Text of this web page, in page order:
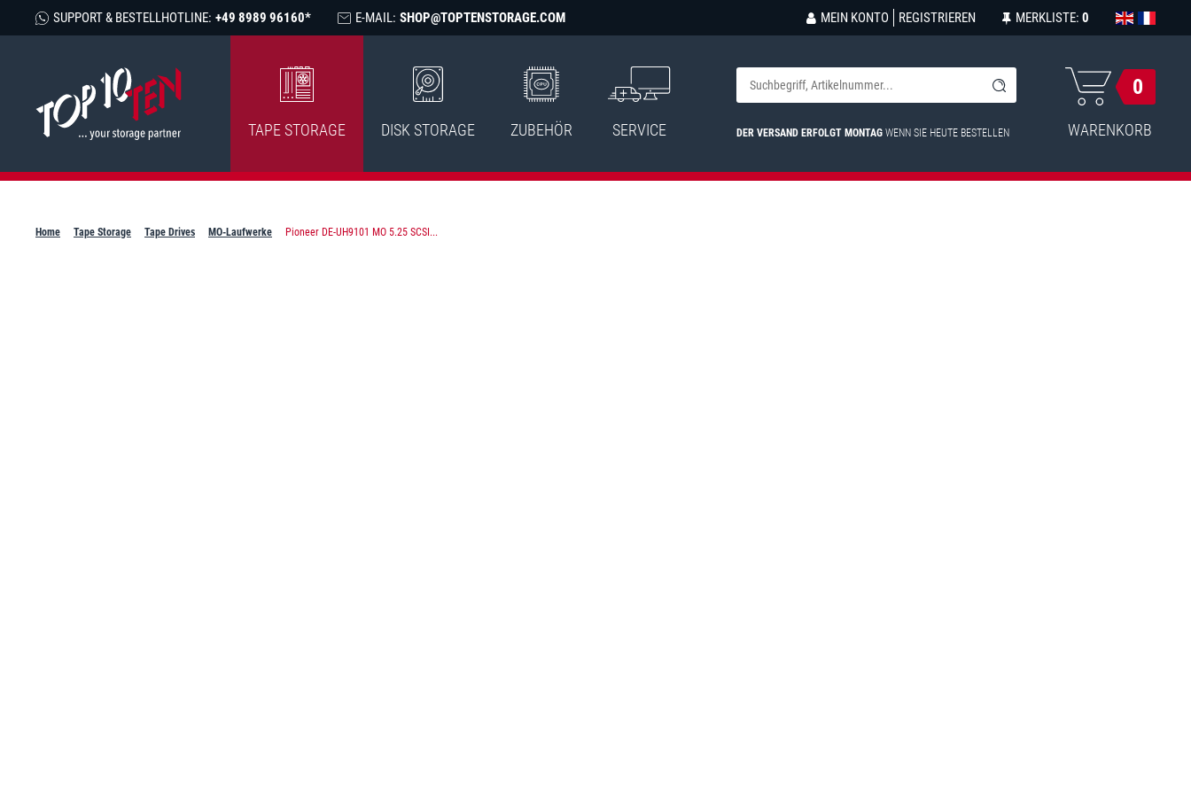
SUPPORT & BESTELLHOTLINE: +49 8989 96160* E-MAIL: SHOP@TOPTENSTORAGE.COM MEIN KONTO REGISTRIEREN MERKLISTE: 0
TAPE STORAGE DISK STORAGE ZUBEHÖR SERVICE DER VERSAND ERFOLGT MONTAG WENN SIE HEUTE BESTELLEN
0
WARENKORB
Home Tape Storage Tape Drives MO-Laufwerke Pioneer DE-UH9101 MO 5.25 SCSI...